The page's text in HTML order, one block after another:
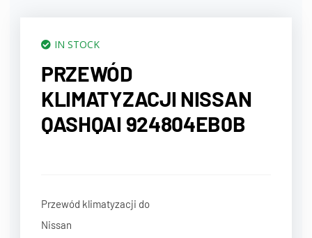
IN STOCK
PRZEWÓD
KLIMATYZACJI NISSAN
QASHQAI 924804EB0B
Przewód klimatyzacji do
Nissan